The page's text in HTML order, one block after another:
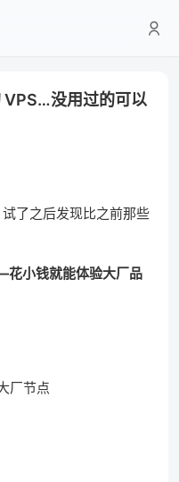
VPS…没用过的可以
试了之后发现比之前那些
小钱就能体验大厂品
厂节点